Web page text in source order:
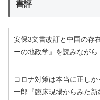
書評
安保3文書改訂と中国の存
ーの地政学』を読みながら
コロナ対策は本当に正し
一郎『臨床現場からみた新